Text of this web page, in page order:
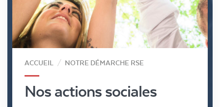
ACCUEIL NOTRE DÉMARCHE RSE
Nos actions sociales